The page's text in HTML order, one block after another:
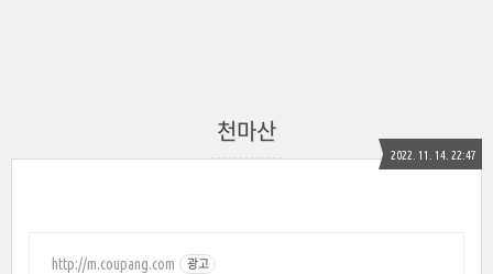
천마산
2022. 11. 14. 22:47
http://m.coupang.com 광고